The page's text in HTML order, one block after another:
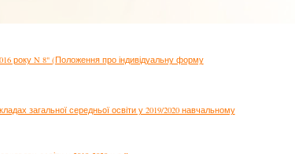
року N 8" (Положення про індивідуальну форму
загальної середньої освіти у 2019/2020 навчальному